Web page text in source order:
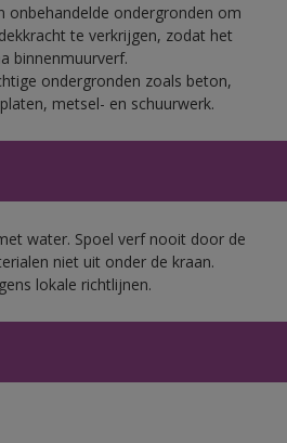
onbehandelde ondergronden om
te verkrijgen, zodat het
binnenmuurverf.
ondergronden zoals beton,
metsel- en schuurwerk.
water. Spoel verf nooit door de
niet uit onder de kraan.
lokale richtlijnen.